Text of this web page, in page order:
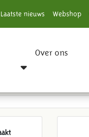
Laatste nieuws Webshop
Over ons